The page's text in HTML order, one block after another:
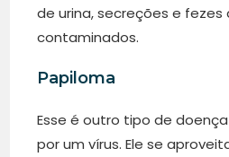
de urina, secreções e fezes
contaminados.
Papiloma
Esse é outro tipo de
por um vírus. Ele se